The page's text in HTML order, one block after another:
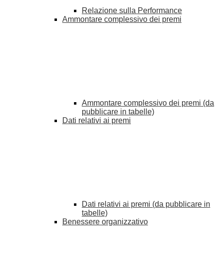
Relazione sulla Performance
Ammontare complessivo dei premi
Ammontare complessivo dei premi (da
pubblicare in tabelle)
Dati relativi ai premi
Dati relativi ai premi (da pubblicare in
tabelle)
Benessere organizzativo